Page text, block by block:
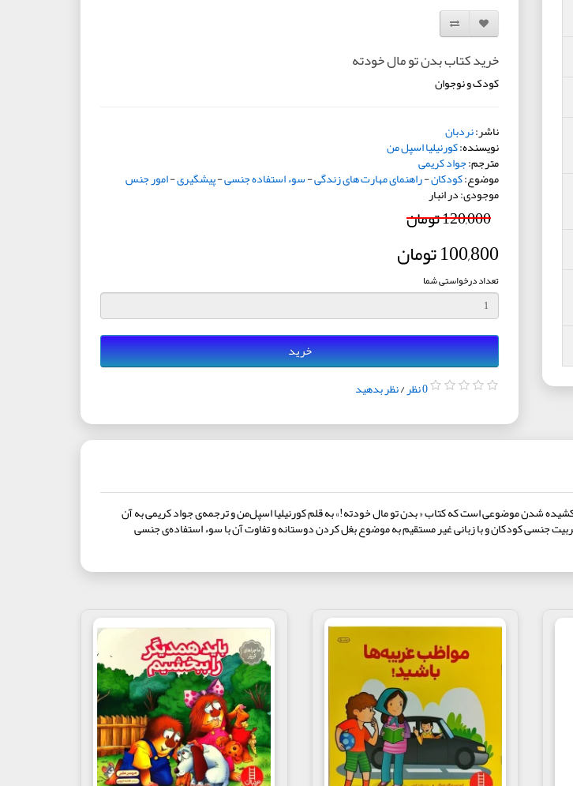
افزودن به لیست دلخواه
مقایسه این محصول
خرید کتاب بدن تو مال خودته
کودک و نوجوان
ناشر:نردبان
نویسنده:کورنیلیا اسپل من
مترجم:جواد کریمی
موضوع:کودکان-راهنمای مهارت های زندگی-سوء استفاده جنسی-پیشگیری-امور جنس
موجودی: در انبار
120,000 تومان
100,800 تومان
تعداد درخواستی شما
خرید
0 نظر /نظر بدهید
شدن موضوعی است که کتاب « بدن تو مال خودته!» به قلم کورنیلیا اسپل‌من و ترجمه‌ی جواد کریمی به آن
جنسی کودکان و با زبانی غیر مستقیم به موضوع بغل کردن دوستانه و تفاوت آن با سوء استفاده‌ی جنسی